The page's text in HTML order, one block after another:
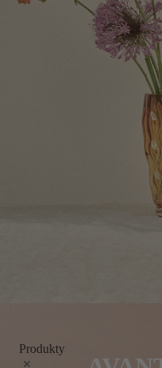
Produkty